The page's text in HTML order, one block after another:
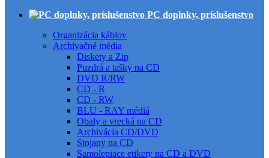
PC doplnky, príslušenstvo
Organizácia káblov
Archivačné média
Diskety a Zip
Puzdrá a tašky na CD
DVD R/RW
CD - R
CD - RW
BLU - RAY médiá
Obaly a vrecká na CD
Archivácia CD/DVD
Stojany na CD
Samolepiace etikety na CD a DVD